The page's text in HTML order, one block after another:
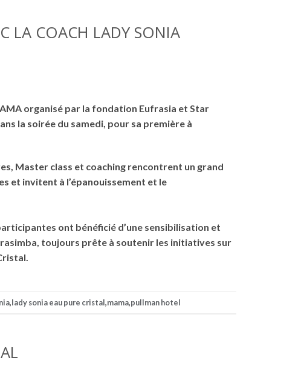
LA COACH LADY SONIA
organisé par la fondation Eufrasia et Star
la soirée du samedi, pour sa première à
Master class et coaching rencontrent un grand
et invitent à l’épanouissement et le
ont bénéficié d’une sensibilisation et
toujours prête à soutenir les initiatives sur
,lady sonia eau pure cristal,mama,pullman hotel